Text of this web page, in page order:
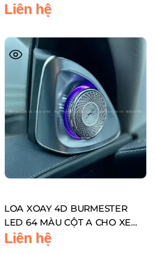
C – CLASS
Liên hệ
LOA XOAY 4D BURMESTER
LED 64 MÀU CỘT A CHO XE
MERCEDES – BENZ C-CLASS,
GLC-CLASS, E-CLASS, S-CLASS
Liên hệ